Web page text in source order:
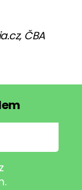
ČBA